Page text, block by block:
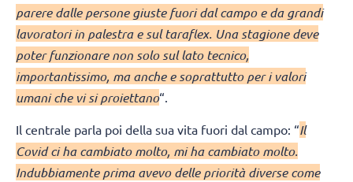
parere dalle persone giuste fuori dal campo e da grandi
lavoratori in palestra e sul taraflex. Una stagione deve
poter funzionare non solo sul lato tecnico,
importantissimo, ma anche e soprattutto per i valori
umani che vi si proiettano“.
Il centrale parla poi della sua vita fuori dal campo: “Il
Covid ci ha cambiato molto, mi ha cambiato molto.
Indubbiamente prima avevo delle priorità diverse come